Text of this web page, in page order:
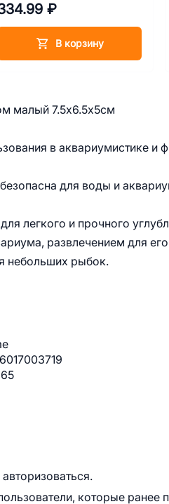
малый 7.5х6.5х5см
в аквариумистике и
для воды и
легкого и прочного
развлечением для
небольших рыбок.
₽
В корзину
которые ранее